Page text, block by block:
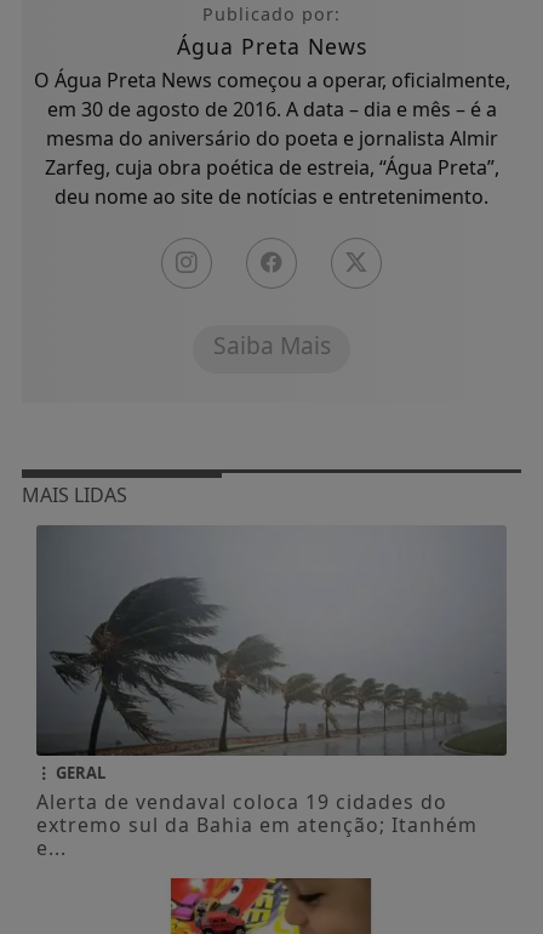
Publicado por:
Água Preta News
O Água Preta News começou a operar, oficialmente,
em 30 de agosto de 2016. A data – dia e mês – é a
mesma do aniversário do poeta e jornalista Almir
Zarfeg, cuja obra poética de estreia, “Água Preta”,
deu nome ao site de notícias e entretenimento.
Saiba Mais
MAIS LIDAS
GERAL
Alerta de vendaval coloca 19 cidades do
extremo sul da Bahia em atenção; Itanhém
e...